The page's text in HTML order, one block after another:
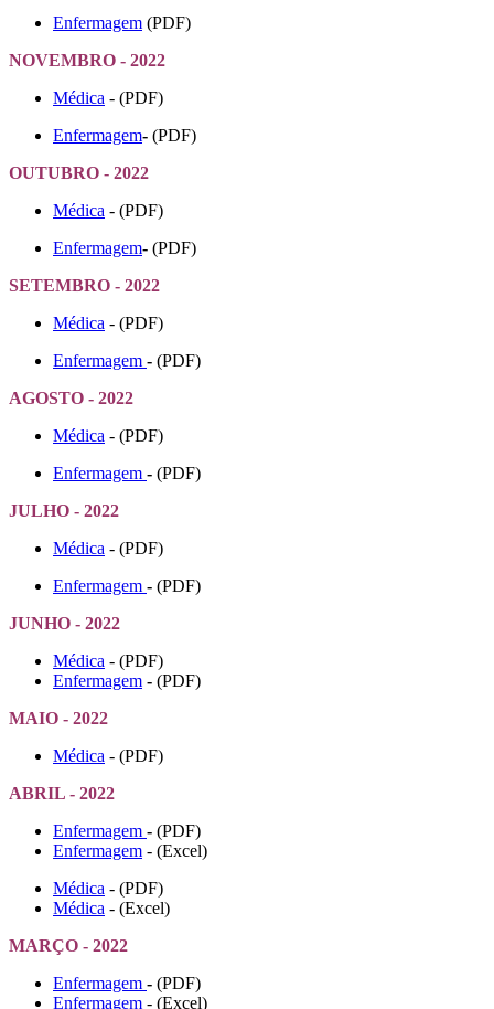
Enfermagem (PDF)
NOVEMBRO - 2022
Médica - (PDF)
Enfermagem- (PDF)
OUTUBRO - 2022
Médica - (PDF)
Enfermagem- (PDF)
SETEMBRO - 2022
Médica - (PDF)
Enfermagem - (PDF)
AGOSTO - 2022
Médica - (PDF)
Enfermagem - (PDF)
JULHO - 2022
Médica - (PDF)
Enfermagem - (PDF)
JUNHO - 2022
Médica - (PDF)
Enfermagem - (PDF)
MAIO - 2022
Médica - (PDF)
ABRIL - 2022
Enfermagem - (PDF)
Enfermagem - (Excel)
Médica - (PDF)
Médica - (Excel)
MARÇO - 2022
Enfermagem - (PDF)
Enfermagem - (Excel)